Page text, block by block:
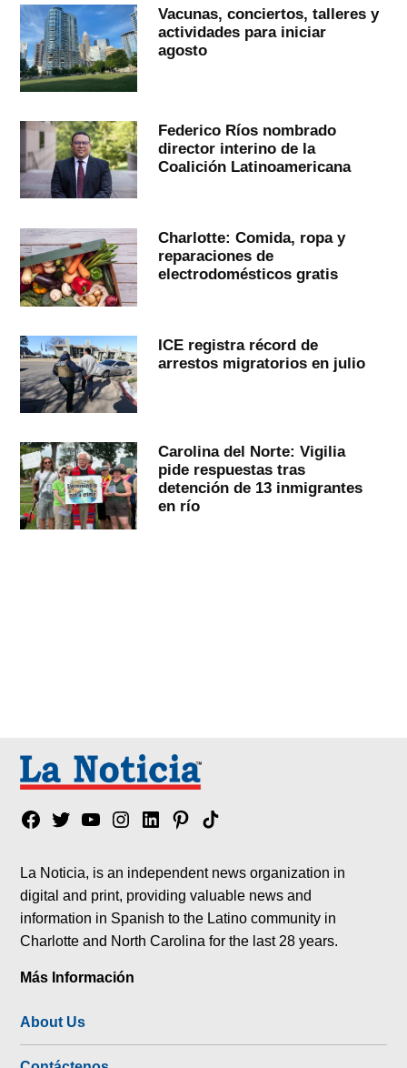
Vacunas, conciertos, talleres y
actividades para iniciar
agosto
Federico Ríos nombrado
director interino de la
Coalición Latinoamericana
Charlotte: Comida, ropa y
reparaciones de
electrodomésticos gratis
ICE registra récord de
arrestos migratorios en julio
Carolina del Norte: Vigilia
pide respuestas tras
detención de 13 inmigrantes
en río
Facebook
TwitterYouTubeInstagram
LinkedinPinterest
Tik
La Noticia, is an independent news organization in
digital and print, providing valuable news and
information in Spanish to the Latino community in
Charlotte and North Carolina for the last 28 years.
Más Información
About Us